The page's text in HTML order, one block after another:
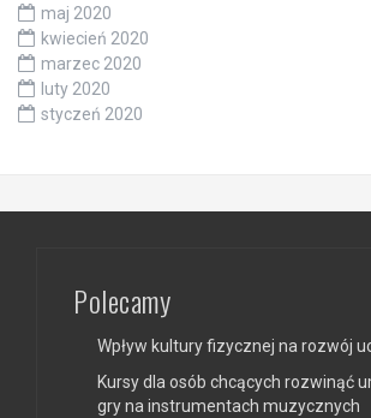
maj 2020
kwiecień 2020
marzec 2020
luty 2020
styczeń 2020
Polecamy
Wpływ kultury fizycznej na rozwój
Kursy dla osób chcących rozwinąć
gry na instrumentach muzycznych